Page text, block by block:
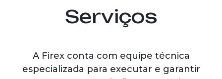
Serviços
A Firex conta com equipe técnica
especializada para executar e garantir